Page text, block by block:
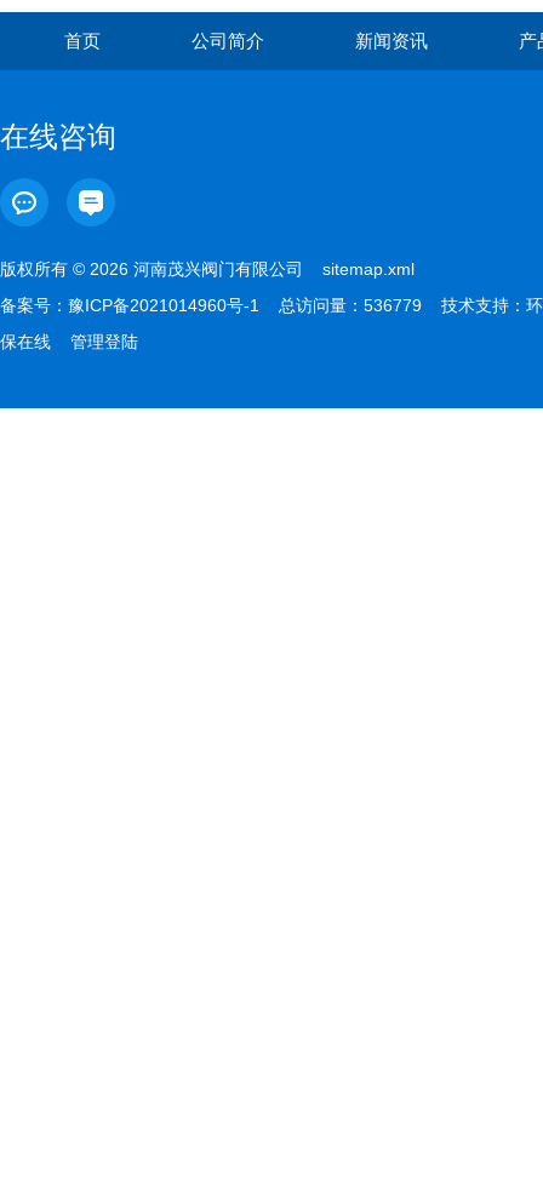
首页 公司简介 新闻资讯 产
在线咨询
版权所有 © 2026 河南茂兴阀门有限公司 sitemap.xml
备案号： 豫ICP备2021014960号-1 总访问量：536779 技术支持： 环
保在线
管理登陆